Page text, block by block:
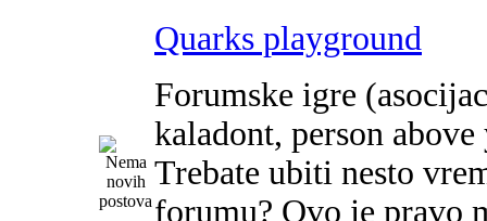
Quarks playground
Forumske igre
kaladont, person
Trebate ubiti nesto
forumu? Ovo je pravo